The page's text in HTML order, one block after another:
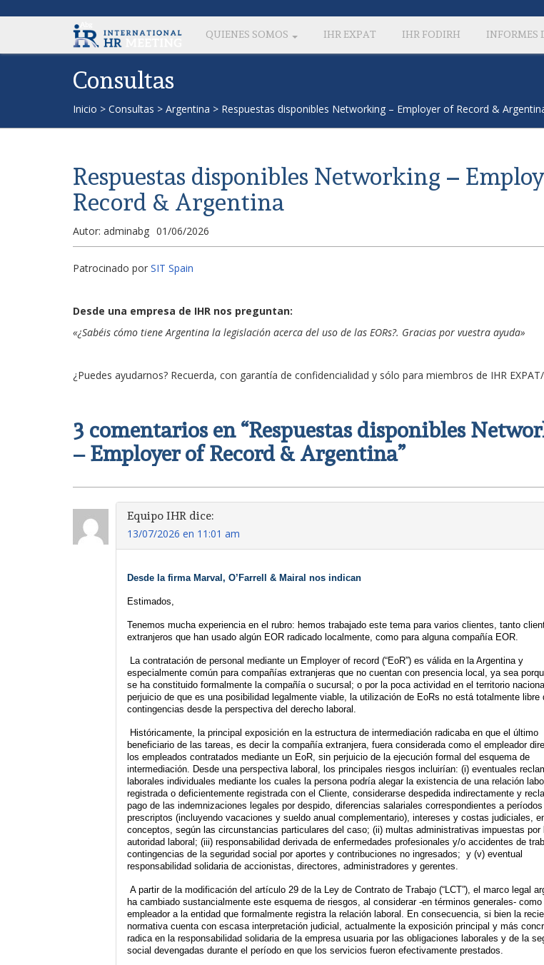
QUIENES SOMOS IHR EXPAT IHR FODIRH INFORMES
Consultas
Inicio > Consultas > Argentina > Respuestas disponibles Networking – Employer of Record &
Respuestas disponibles Networking –
Record & Argentina
Autor: adminabg 01/06/2026
Patrocinado por SIT Spain
Desde una empresa de IHR nos preguntan:
«¿Sabéis cómo tiene Argentina la legislación acerca del uso de las EORs?. Gracias por vuestra ayuda»
¿Puedes ayudarnos? Recuerda, con garantía de confidencialidad y sólo para miembros de IHR
3 comentarios en “Respuestas disponibles
– Employer of Record & Argentina”
Equipo IHR dice:
13/07/2026 en 11:01 am
Desde la firma Marval, O’Farrell & Mairal nos indican
Estimados,
Tenemos mucha experiencia en el rubro: hemos trabajado este tema para varios clientes, tanto
extranjeros que han usado algún EOR radicado localmente, como para alguna compañía EOR.
La contratación de personal mediante un Employer of record (“EoR”) es válida en la Argentina y
especialmente común para compañías extranjeras que no cuentan con presencia local, ya sea
se ha constituido formalmente la compañía o sucursal; o por la poca actividad en el territorio
perjuicio de que es una posibilidad legalmente viable, la utilización de EoRs no está totalmente libre
contingencias desde la perspectiva del derecho laboral.
Históricamente, la principal exposición en la estructura de intermediación radicaba en que el último
beneficiario de las tareas, es decir la compañía extranjera, fuera considerada como el empleador
los empleados contratados mediante un EoR, sin perjuicio de la ejecución formal del esquema de
intermediación. Desde una perspectiva laboral, los principales riesgos incluirían: (i) eventuales
laborales individuales mediante los cuales la persona podría alegar la existencia de una relación
registrada o deficientemente registrada con el Cliente, considerarse despedida indirectamente y
pago de las indemnizaciones legales por despido, diferencias salariales correspondientes a
prescriptos (incluyendo vacaciones y sueldo anual complementario), intereses y costas judiciales,
conceptos, según las circunstancias particulares del caso; (ii) multas administrativas impuestas por
autoridad laboral; (iii) responsabilidad derivada de enfermedades profesionales y/o accidentes de
contingencias de la seguridad social por aportes y contribuciones no ingresados;  y (v) eventual
responsabilidad solidaria de accionistas, directores, administradores y gerentes.
A partir de la modificación del artículo 29 de la Ley de Contrato de Trabajo (“LCT”), el marco legal
ha cambiado sustancialmente este esquema de riesgos, al considerar -en términos generales- como
empleador a la entidad que formalmente registra la relación laboral. En consecuencia, si bien la
normativa cuenta con escasa interpretación judicial, actualmente la exposición principal y más
radica en la responsabilidad solidaria de la empresa usuaria por las obligaciones laborales y de la
social devengadas durante el período en que los servicios fueron efectivamente prestados.